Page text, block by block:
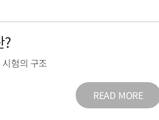
험의 구조
READ MORE